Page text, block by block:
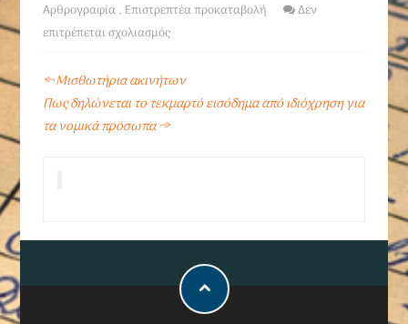
Αρθρογραφία, Επιστρεπτέα προκαταβολή
Δεν
επιτρέπεται σχολιασμός
←Μισθωτήρια ακινήτων
Πως δηλώνεται το τεκμαρτό εισόδημα από ιδιόχρηση για
τα νομικά πρόσωπα→